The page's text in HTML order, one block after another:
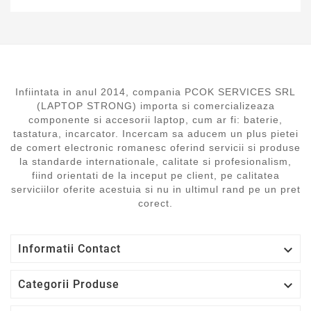
Infiintata in anul 2014, compania PCOK SERVICES SRL
(LAPTOP STRONG) importa si comercializeaza
componente si accesorii laptop, cum ar fi: baterie,
tastatura, incarcator. Incercam sa aducem un plus pietei
de comert electronic romanesc oferind servicii si produse
la standarde internationale, calitate si profesionalism,
fiind orientati de la inceput pe client, pe calitatea
serviciilor oferite acestuia si nu in ultimul rand pe un pret
corect.
Informatii Contact 
Categorii Produse 